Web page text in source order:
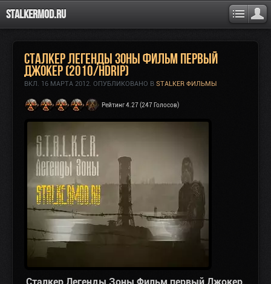
Stalkermod.ru
Сталкер Легенды Зоны Фильм первый
Джокер (2010/HDRip)
ВКЛ. 16 МАРТА 2012. ОПУБЛИКОВАНО В STALKER ФИЛЬМЫ
Рейтинг 4.27 (247 Голосов)